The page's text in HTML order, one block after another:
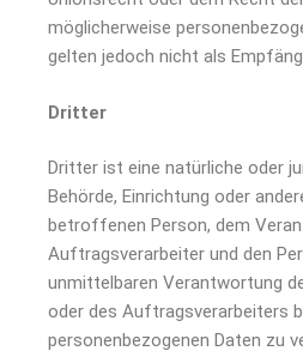
möglicherweise
gelten jedoch nicht als
Dritter
Dritter ist eine natürliche oder
Behörde, Einrichtung oder
betroffenen Person, dem
Auftragsverarbeiter und den
unmittelbaren Verantwortung
oder des Auftragsverarbeiters
personenbezogenen Daten zu